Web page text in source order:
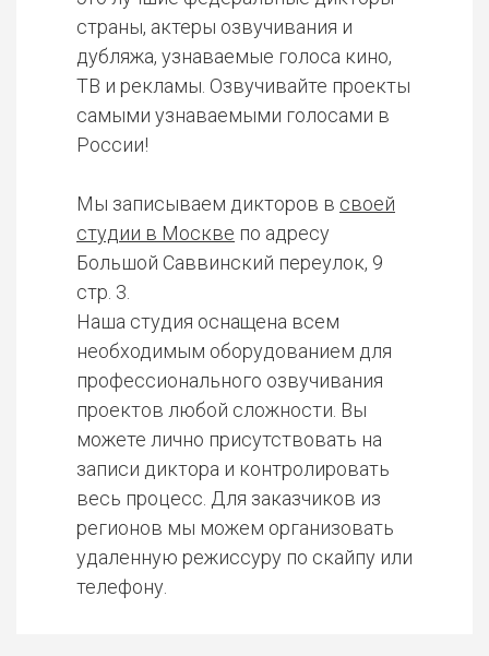
страны, актеры озвучивания и
дубляжа, узнаваемые голоса кино,
ТВ и рекламы. Озвучивайте проекты
самыми узнаваемыми голосами в
России!
Мы записываем дикторов в своей
студии в Москве по адресу
Большой Саввинский переулок, 9
стр. 3.
Наша студия оснащена всем
необходимым оборудованием для
профессионального озвучивания
проектов любой сложности. Вы
можете лично присутствовать на
записи диктора и контролировать
весь процесс. Для заказчиков из
регионов мы можем организовать
удаленную режиссуру по скайпу или
телефону.